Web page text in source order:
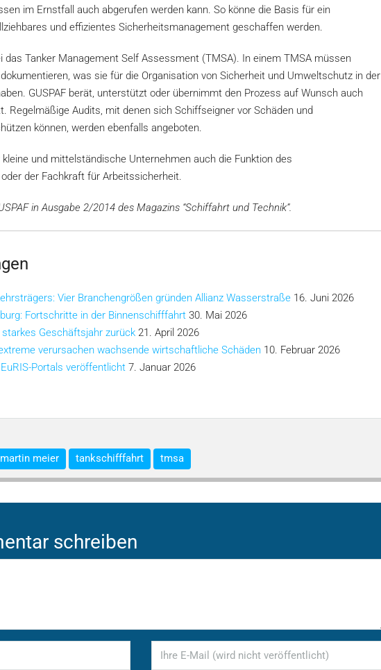
im Ernstfall auch abgerufen werden kann. So könne die Basis für ein
und effizientes Sicherheitsmanagement geschaffen werden.
das Tanker Management Self Assessment (TMSA). In einem TMSA müssen
was sie für die Organisation von Sicherheit und Umweltschutz in der
GUSPAF berät, unterstützt oder übernimmt den Prozess auf Wunsch auch
Regelmäßige Audits, mit denen sich Schiffseigner vor Schäden und
können, werden ebenfalls angeboten.
kleine und mittelständische Unternehmen auch die Funktion des
der Fachkraft für Arbeitssicherheit.
in Ausgabe 2/2014 des Magazins “Schiffahrt und Technik”.
Vier Branchengrößen gründen Allianz Wasserstraße 16. Juni 2026
Fortschritte in der Binnenschifffahrt 30. Mai 2026
Geschäftsjahr zurück 21. April 2026
verursachen wachsende wirtschaftliche Schäden 10. Februar 2026
Portals veröffentlicht 7. Januar 2026
meier tankschifffahrt tmsa
schreiben